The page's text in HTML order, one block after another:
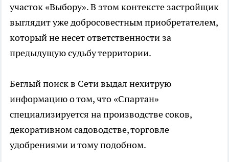
участок «Выбору». В этом контексте застройщик
выглядит уже добросовестным приобретателем,
который не несет ответственности за
предыдущую судьбу территории.
Беглый поиск в Сети выдал нехитрую
информацию о том, что «Спартан»
специализируется на производстве соков,
декоративном садоводстве, торговле
удобрениями и тому подобном.